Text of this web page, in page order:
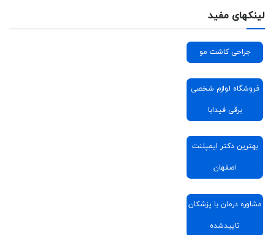
لینکهای مفید
جراحی کاشت مو
فروشگاه لوازم شخصی
برقی فیدابا
بهترین دکتر ایمپلنت
اصفهان
مشاوره درمان با پزشکان
تاییدشده